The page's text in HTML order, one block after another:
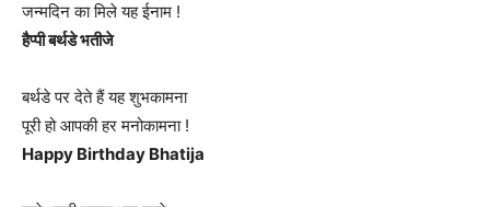
जन्मदिन का मिले यह ईनाम !
हैप्पी बर्थडे भतीजे
बर्थडे पर देते हैं यह शुभकामना
पूरी हो आपकी हर मनोकामना !
Happy Birthday Bhatija